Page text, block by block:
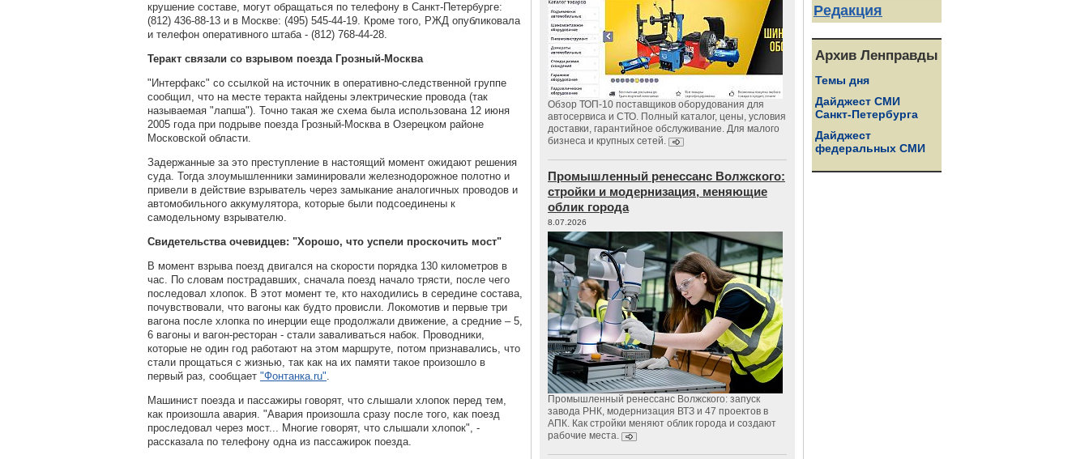
крушение составе, могут обращаться по телефону в Санкт-Петербурге:
(812) 436-88-13 и в Москве: (495) 545-44-19. Кроме того, РЖД опубликовала
и телефон оперативного штаба - (812) 768-44-28.
Теракт связали со взрывом поезда Грозный-Москва
"Интерфакс" со ссылкой на источник в оперативно-следственной группе
сообщил, что на месте теракта найдены электрические провода (так
называемая "лапша"). Точно такая же схема была использована 12 июня
2005 года при подрыве поезда Грозный-Москвав Озерецком районе
Московской области.
Задержанные за это преступление в настоящий момент ожидают решения
суда. Тогда злоумышленники заминировали железнодорожное полотно и
привели в действие взрыватель через замыкание аналогичных проводов и
автомобильного аккумулятора, которые были подсоединены к
самодельному взрывателю.
Свидетельства очевидцев: "Хорошо, что успели проскочить мост"
В момент взрыва поезд двигался на скорости порядка 130 километров в
час. По словам пострадавших, сначала поезд начало трясти, после чего
последовал хлопок. В этот момент те, кто находились в середине состава,
почувствовали, что вагоны как будто провисли. Локомотив и первые три
вагона после хлопка по инерции еще продолжали движение, а средние – 5,
6 вагоны и вагон-ресторан - стали заваливаться набок. Проводники,
которые не один год работают на этом маршруте, потом признавались, что
стали прощаться с жизнью, так как на их памяти такое произошло в
первый раз, сообщает "Фонтанка.ru".
Машинист поезда и пассажиры говорят, что слышали хлопок перед тем,
как произошла авария. "Авария произошла сразу после того, как поезд
проследовал через мост... Многие говорят, что слышали хлопок", -
рассказала по телефону одна из пассажирок поезда.
Обзор ТОП-10 поставщиков оборудования для
автосервиса и СТО. Полный каталог, цены, условия
доставки, гарантийное обслуживание. Для малого
бизнеса и крупных сетей.
Промышленный ренессанс Волжского:
стройки и модернизация, меняющие
облик города
8.07.2026
Промышленный ренессанс Волжского: запуск
завода РНК, модернизация ВТЗ и 47 проектов в
АПК. Как стройки меняют облик города и создают
рабочие места.
Редакция
Архив Ленправды
Темы дня
Дайджест СМИ
Санкт-Петербурга
Дайджест
федеральных СМИ